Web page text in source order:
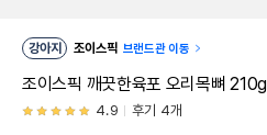
강아지 조이스픽 브랜드관 이동
조이스픽 깨끗한육포 오리목뼈 210g
4.9 후기 4개